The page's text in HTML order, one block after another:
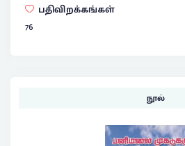
பதிவிறக்கங்கள்
76
நூல்